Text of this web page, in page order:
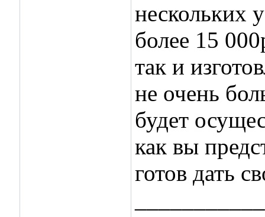
нескольких
более 15
так и
не очень
будет
как вы
готов дать